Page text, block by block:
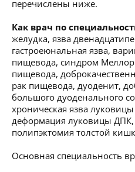
перечислены ниже.
Как врач по
желудка, язва
гастроеюнальная язва,
пищевода, синдром
пищевода,
рак пищевода, дуоденит,
большого дуоденального
хроническая язва
деформация луковицы ДПК,
полипэктомия толстой
Основная специальность